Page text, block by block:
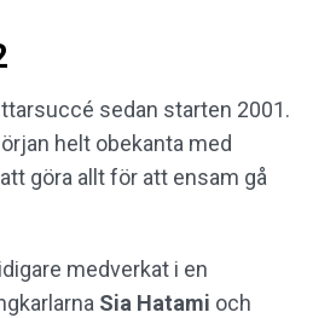
sedan starten 2001.
helt obekanta med
göra allt för att ensam gå
medverkat i en
Sia Hatami och